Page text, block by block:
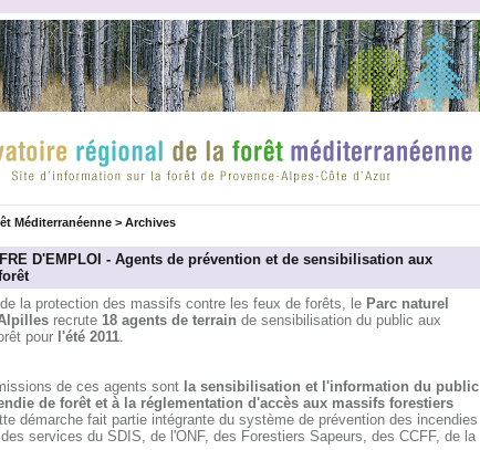
Méditerranéenne> Archives
D'EMPLOI - Agents de prévention et de sensibilisation aux
la protection des massifs contre les feux de forêts, le Parc naturel
recrute 18 agents de terrain de sensibilisation du public aux
pour l'été 2011.
de ces agents sont la sensibilisation et l'information du public
de forêt et à la réglementation d'accès aux massifs forestiers
démarche fait partie intégrante du système de prévention des incendies
services du SDIS, de l'ONF, des Forestiers Sapeurs, des CCFF, de la